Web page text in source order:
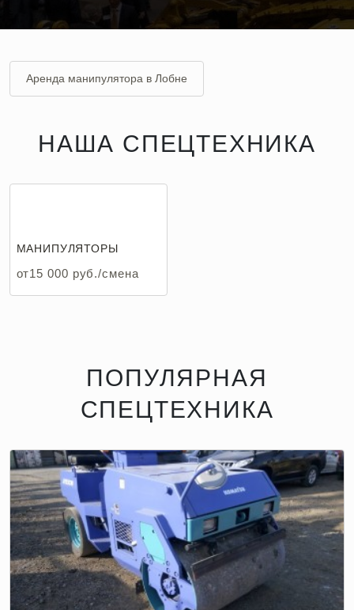
Аренда манипулятора в Лобне
НАША СПЕЦТЕХНИКА
МАНИПУЛЯТОРЫ
от15 000 руб./смена
ПОПУЛЯРНАЯ
СПЕЦТЕХНИКА